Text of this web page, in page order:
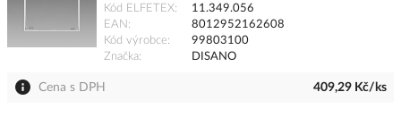
Kód ELFETEX
11.349.056
EAN
8012952162608
Kód výrobce
99803100
Značka
DISANO
Cena s DPH 409,29 Kč/ks